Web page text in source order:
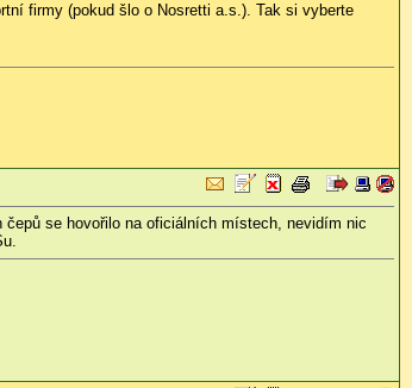
firmy (pokud šlo o Nosretti a.s.). Tak si vyberte
čepů se hovořilo na oficiálních místech, nevidím nic